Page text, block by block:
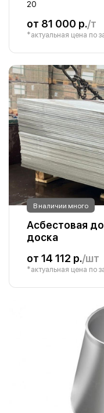
20
от 81 000 р./т
*актуальная цена по
В наличии много
Асбестовая
доска
от 14 112 р./шт
*актуальная цена по